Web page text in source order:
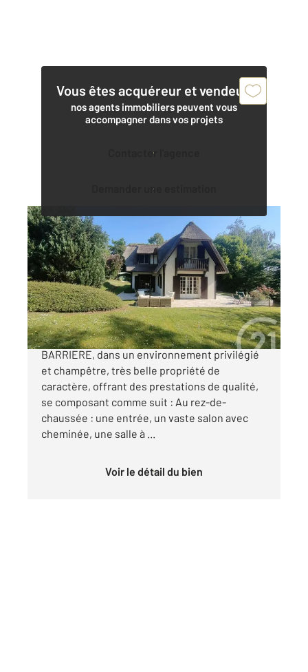
Vous êtes acquéreur et vendeur,
nos agents immobiliers peuvent vous
accompagner dans vos projets
Contacter l'agence
Demander une estimation
DEAUVILLE 14
195 m2, 7 pièces
Ref : 5049
Maison à vendre
1 850 000 €
Aux portes de DEAUVILLE, sur le golf
BARRIERE, dans un environnement privilégié
et champêtre, très belle propriété de
caractère, offrant des prestations de qualité,
se composant comme suit : Au rez-de-
chaussée : une entrée, un vaste salon avec
cheminée, une salle à ...
Voir le détail du bien